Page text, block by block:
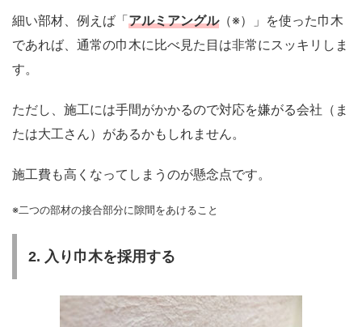
細い部材、例えば「アルミアングル（※）」を使った巾木
であれば、通常の巾木に比べ見た目は非常にスッキリしま
す。
ただし、施工には手間がかかるので対応を嫌がる会社（ま
たは大工さん）があるかもしれません。
施工費も高くなってしまうのが懸念点です。
※二つの部材の接合部分に隙間をあけること
2. 入り巾木を採用する